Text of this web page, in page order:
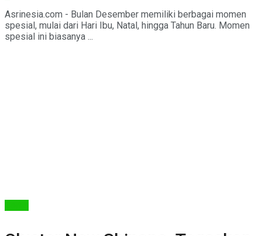
Asrinesia.com - Bulan Desember memiliki berbagai momen
spesial, mulai dari Hari Ibu, Natal, hingga Tahun Baru. Momen
spesial ini biasanya ...